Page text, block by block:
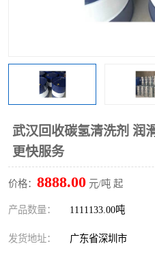
武汉回收碳氢清洗剂 润
更快服务
价格： 8888.00 元/吨 起
产品数量： 1111133.00吨
发货地址： 广东省深圳市